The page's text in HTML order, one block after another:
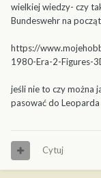
wielkiej wiedzy- czy
Bundeswehr na
https://
1980-Era-2-Figures-
jeśli nie to czy można
pasować do
Cytuj